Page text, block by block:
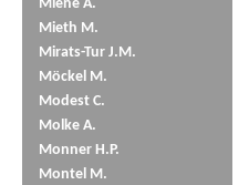
Miene A.
Mieth M.
Mirats-Tur J.M.
Möckel M.
Modest C.
Molke A.
Monner H.P.
Montel M.